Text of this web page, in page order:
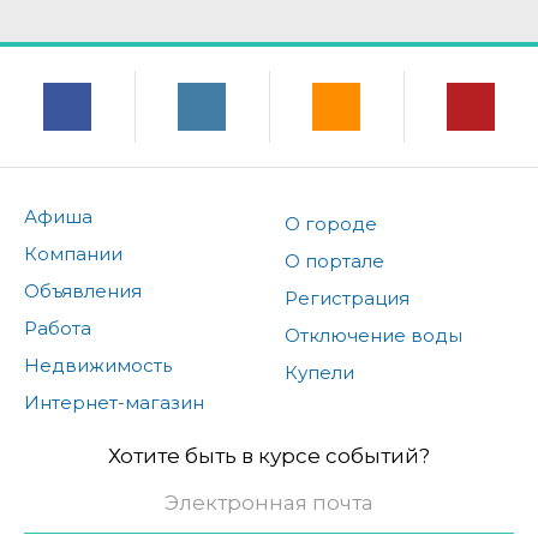
Афиша
Компании
Объявления
Работа
Недвижимость
Интернет-магазин
О городе
О портале
Регистрация
Отключение воды
Купели
Хотите быть в курсе событий?